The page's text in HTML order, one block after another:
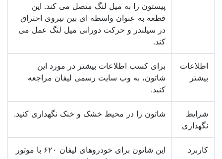
پیستون را به میل لنگ متصل می کند. این
قطعه به عنوان واسطه ای بین نیروی احتراق
در سیلندر و حرکت دورانی میل لنگ عمل می
کند.
اطلاعات
بیشتر
برای کسب اطلاعات بیشتر در مورد این
شاتون، به وب سایت رسمی لیفان مراجعه
کنید.
شرایط
نگهداری
شاتون را در محیط خشک و خنک نگهداری کنید.
کاربرد
این شاتون برای خودروهای لیفان ۶۲۰ با موتور